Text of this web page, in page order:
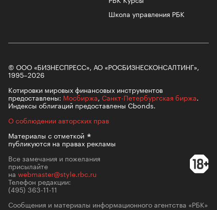
Школа управления РБК
© ООО «БИЗНЕСПРЕСС», АО «РОСБИЗНЕСКОНСАЛТИНГ»,
1995–2026
Котировки мировых финансовых инструментов
предоставлены: Мосбиржа, Санкт-Петербургская биржа.
Индексы облигаций предоставлены Cbonds.
О соблюдении авторских прав
Материалы сотметкой
публикуются на правах рекламы
Все замечания и пожелания
присылайте
на webmaster@style.rbc.ru
Телефон редакции:
(495) 363-11-11
Сообщения и материалы информационного агентства «РБК»